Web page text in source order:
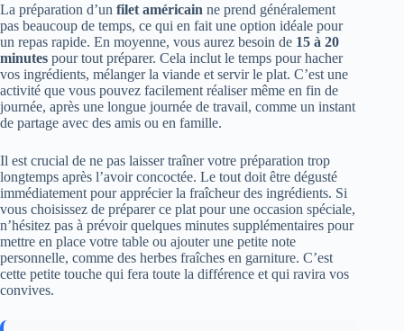
La préparation d’un filet américain ne prend généralement
pas beaucoup de temps, ce qui en fait une option idéale pour
un repas rapide. En moyenne, vous aurez besoin de 15 à 20
minutes pour tout préparer. Cela inclut le temps pour hacher
vos ingrédients, mélanger la viande et servir le plat. C’est une
activité que vous pouvez facilement réaliser même en fin de
journée, après une longue journée de travail, comme un instant
de partage avec des amis ou en famille.
Il est crucial de ne pas laisser traîner votre préparation trop
longtemps après l’avoir concoctée. Le tout doit être dégusté
immédiatement pour apprécier la fraîcheur des ingrédients. Si
vous choisissez de préparer ce plat pour une occasion spéciale,
n’hésitez pas à prévoir quelques minutes supplémentaires pour
mettre en place votre table ou ajouter une petite note
personnelle, comme des herbes fraîches en garniture. C’est
cette petite touche qui fera toute la différence et qui ravira vos
convives.